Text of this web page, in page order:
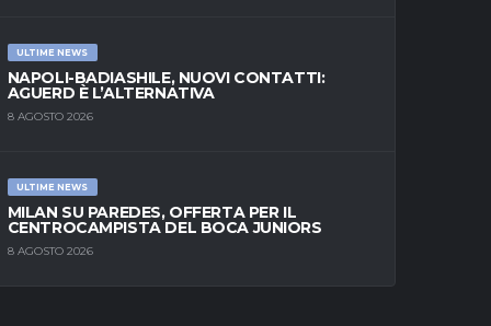
ULTIME NEWS
NAPOLI-BADIASHILE, NUOVI CONTATTI:
AGUERD È L’ALTERNATIVA
8 AGOSTO 2026
ULTIME NEWS
MILAN SU PAREDES, OFFERTA PER IL
CENTROCAMPISTA DEL BOCA JUNIORS
8 AGOSTO 2026